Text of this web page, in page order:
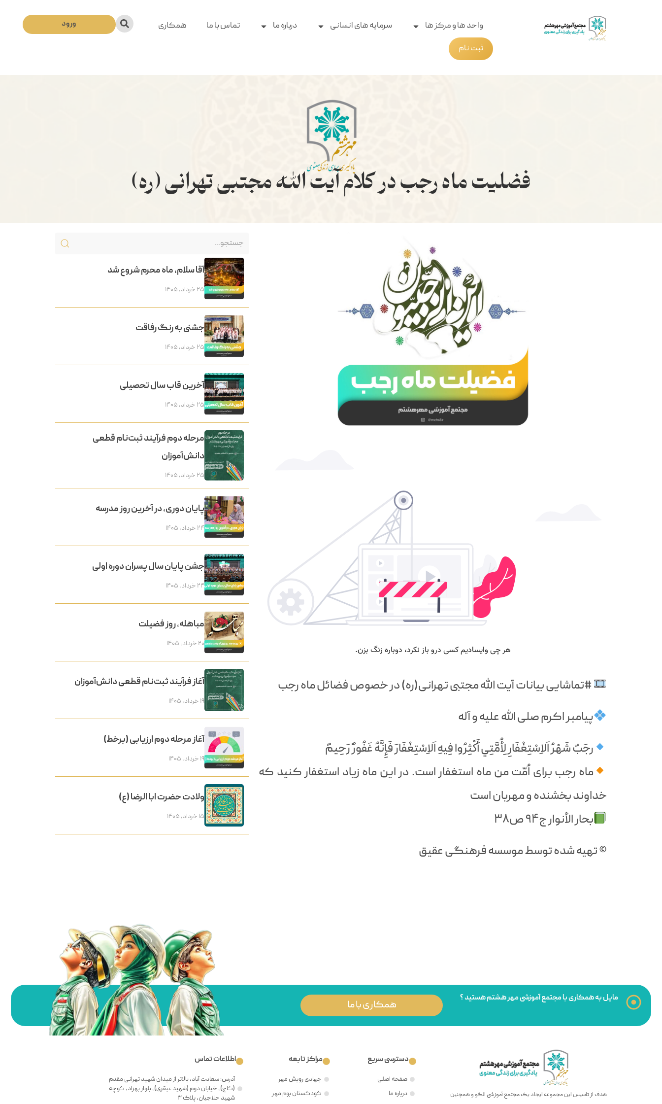
واحد ها و مرکز ها سرمایه های انسانی درباره ما تماس با ما
همکاری
ثبت نام
ورود
فضلیت ماه رجب در کلام آیت الله مجتبی تهرانی (ره)
#تماشایی بیانات آیت الله مجتبی تهرانی(ره) در خصوص فضائل ماه رجب
پيامبر اکرم صلی الله علیه و آله
رجَبٌ شَهْرُ اَلاِسْتِغْفَارِ لِأُمَّتِي أَكْثِرُوا فِيهِ اَلاِسْتِغْفَارَ فَإِنَّهُ غَفُورٌ رَحِيمٌ
ماه رجب برای اُمّت من ماه استغفار است. در این ماه زیاد استغفار کنید که
خداوند بخشنده و مهربان است
بحار الأنوار ج۹۴ ص۳۸
©️ تهیه شده توسط موسسه فرهنگی عقیق
آقا سلام، ماه محرم شروع شد
۲۵ خرداد, ۱۴۰۵
جشنی به رنگ رفاقت
۲۵ خرداد, ۱۴۰۵
آخرین قاب سال تحصیلی
۲۵ خرداد, ۱۴۰۵
مرحله دوم فرآیند ثبت‌نام قطعی
دانش‌آموزان
۲۵ خرداد, ۱۴۰۵
پایان دوری، در آخرین روز مدرسه
۲۴ خرداد, ۱۴۰۵
جشن پایان سال پسران دوره اولی
۲۴ خرداد, ۱۴۰۵
مباهله، روز فضیلت
۲۰ خرداد, ۱۴۰۵
آغاز فرآیند ثبت‌نام قطعی دانش‌آموزان
۱۹ خرداد, ۱۴۰۵
آغاز مرحله دوم ارزیابی (برخط)
۱۹ خرداد, ۱۴۰۵
ولادت حضرت ابا الرضا (ع)
۱۵ خرداد, ۱۴۰۵
مایل به همکاری با مجتمع آموزشی مهر هشتم هستید ؟
همکاری با ما
هدف از تاسیس این مجموعه ایجاد یک مجتمع آموزشی الگو و همچنین
دسترسی سریع
صفحه اصلی
درباره ما
مراکز تابعه
جهادی رویش مهر
کودکستان بوم مهر
اطلاعات تماس
آدرس: سعادت آباد، بالاتر از میدان شهید تهرانی مقدم
(کاج)، خیابان دوم (شهید عبقری)، بلوار بهزاد، کوچه
شهید حلاجیان، پلاک ۳